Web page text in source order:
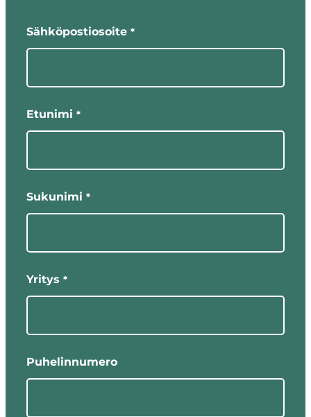
näyttää
pakolliset
Sähköpostiosoite *
Etunimi *
Sukunimi *
Yritys *
Puhelinnumero